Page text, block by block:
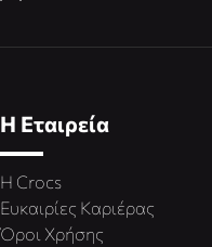
Η Εταιρεία
Η Crocs
Ευκαιρίες Καριέρας
Όροι Χρήσης